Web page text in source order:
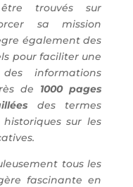
trouvés sur
sa mission
également des
pour faciliter une
informations
de 1000 pages
des termes
sur les
tous les
fascinante en